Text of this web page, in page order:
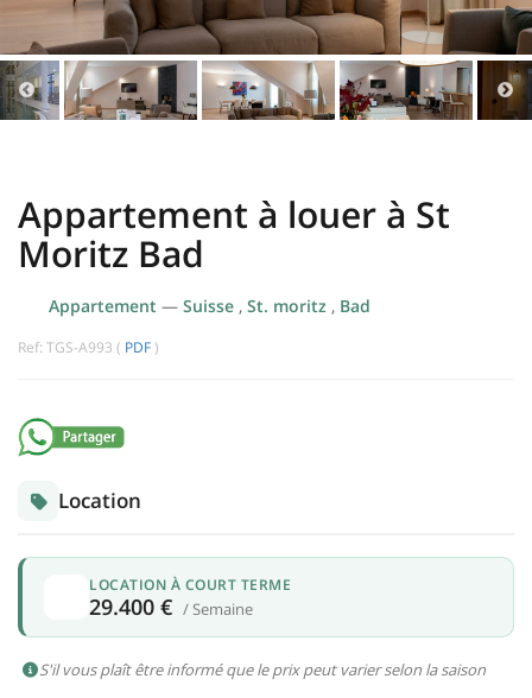
Appartement à louer à St
Moritz Bad
Appartement — Suisse , St. moritz , Bad
Ref: TGS-A993 ( PDF )
Location
LOCATION À COURT TERME
29.400 € / Semaine
S'il vous plaît être informé que le prix peut varier selon la saison